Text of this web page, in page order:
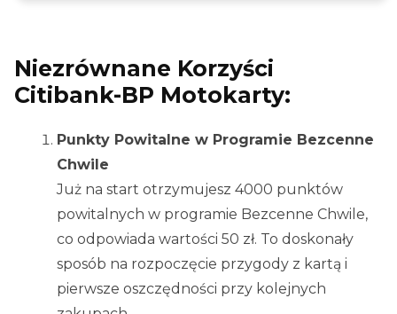
Niezrównane Korzyści
Citibank-BP Motokarty:
Punkty Powitalne w Programie Bezcenne
Chwile
Już na start otrzymujesz 4000 punktów
powitalnych w programie Bezcenne Chwile,
co odpowiada wartości 50 zł. To doskonały
sposób na rozpoczęcie przygody z kartą i
pierwsze oszczędności przy kolejnych